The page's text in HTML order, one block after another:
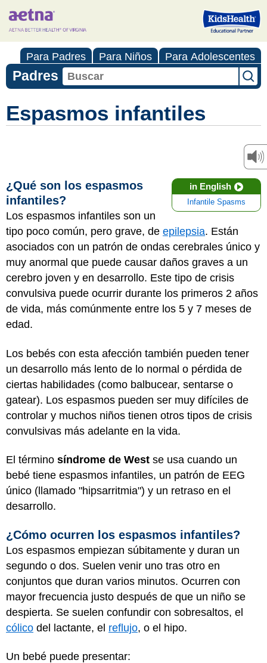
Para Padres Para Niños Para Adolescentes
Padres
Espasmos infantiles
in English
Infantile Spasms
¿Qué son los espasmos
infantiles?
Los espasmos infantiles son un
tipo poco común, pero grave, de epilepsia. Están
asociados con un patrón de ondas cerebrales único y
muy anormal que puede causar daños graves a un
cerebro joven y en desarrollo. Este tipo de crisis
convulsiva puede ocurrir durante los primeros 2 años
de vida, más comúnmente entre los 5 y 7 meses de
edad.
Los bebés con esta afección también pueden tener
un desarrollo más lento de lo normal o pérdida de
ciertas habilidades (como balbucear, sentarse o
gatear). Los espasmos pueden ser muy difíciles de
controlar y muchos niños tienen otros tipos de crisis
convulsivas más adelante en la vida.
El término síndrome de West se usa cuando un
bebé tiene espasmos infantiles, un patrón de EEG
único (llamado "hipsarritmia") y un retraso en el
desarrollo.
¿Cómo ocurren los espasmos infantiles?
Los espasmos empiezan súbitamente y duran un
segundo o dos. Suelen venir uno tras otro en
conjuntos que duran varios minutos. Ocurren con
mayor frecuencia justo después de que un niño se
despierta. Se suelen confundir con sobresaltos, el
cólico del lactante, el reflujo, o el hipo.
Un bebé puede presentar: